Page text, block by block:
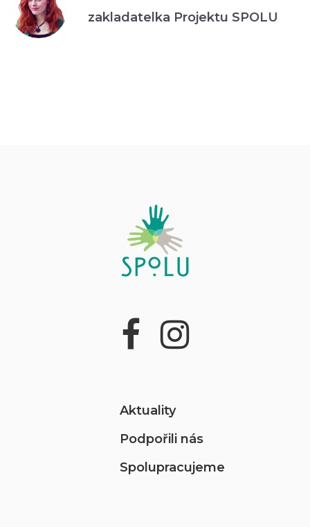
zakladatelka Projektu SPOLU
Aktuality
Podpořili nás
Spolupracujeme